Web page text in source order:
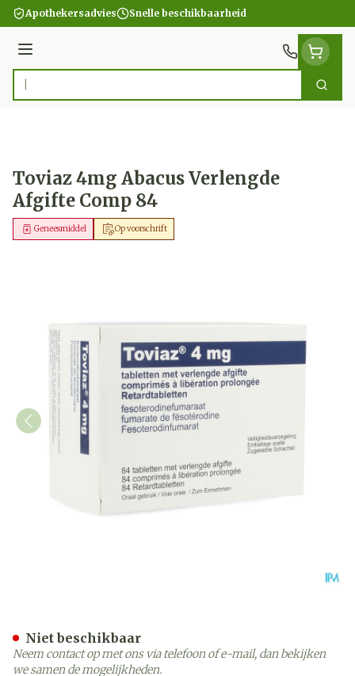
Ga naar de inhoud
Apothekersadvies Snelle beschikbaarheid
Menu
Product, merk, categorie... Zoek
Toviaz 4mg Abacus Verlengde
Afgifte Comp 84
Op voorschrift
Geneesmiddel
Niet beschikbaar
Neem contact op met ons via telefoon of e-mail, dan bekijken
we samen de mogelijkheden.